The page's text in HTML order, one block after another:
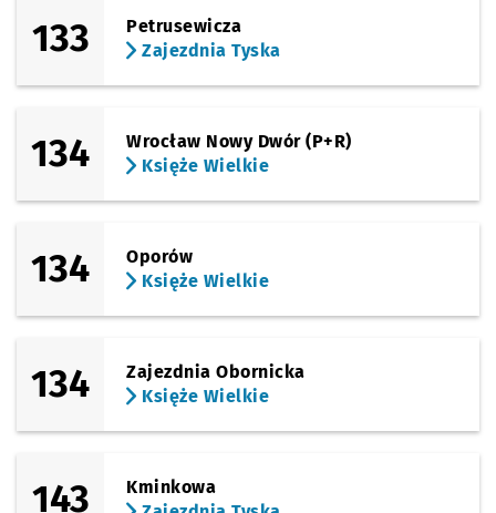
133
Petrusewicza
Zajezdnia Tyska
134
Wrocław Nowy Dwór (P+R)
Księże Wielkie
134
Oporów
Księże Wielkie
134
Zajezdnia Obornicka
Księże Wielkie
143
Kminkowa